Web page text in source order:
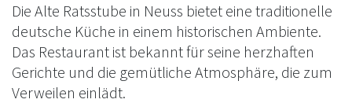
Die Alte Ratsstube in Neuss bietet eine traditionelle
deutsche Küche in einem historischen Ambiente.
Das Restaurant ist bekannt für seine herzhaften
Gerichte und die gemütliche Atmosphäre, die zum
Verweilen einlädt.